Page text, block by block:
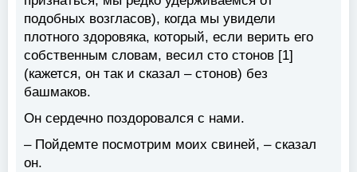
подобных возгласов), когда мы увидели
плотного здоровяка, который, если верить его
собственным словам, весил сто стонов [1]
(кажется, он так и сказал – стонов) без
башмаков.
Он сердечно поздоровался с нами.
– Пойдемте посмотрим моих свиней, – сказал
он.